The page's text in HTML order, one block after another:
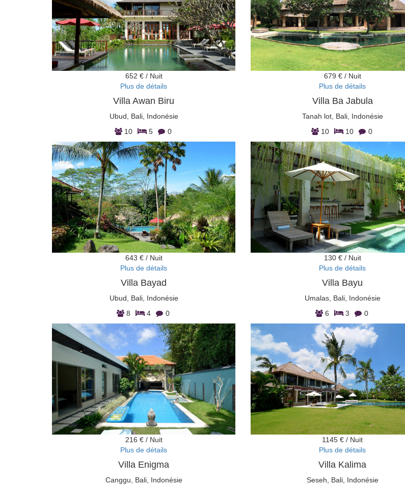
652 € / Nuit
Plus de détails
Villa Awan Biru
Ubud, Bali, Indonésie
10
5 0
679 € / Nuit
Plus de détails
Villa Ba Jabula
Tanah lot, Bali, Indonésie
10
10 0
643 € / Nuit
Plus de détails
Villa Bayad
Ubud, Bali, Indonésie
8
4 0
130 € / Nuit
Plus de détails
Villa Bayu
Umalas, Bali, Indonésie
6
3 0
216 € / Nuit
Plus de détails
Villa Enigma
Canggu, Bali, Indonésie
1145 € / Nuit
Plus de détails
Villa Kalima
Seseh, Bali, Indonésie